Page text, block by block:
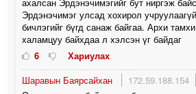
Эрдэнэчимэг улсад хохирол
бичлэгийг бүгд санаж байгаа. Архи
халамцуу байхдаа л хэлсэн үг байдаг
6
Хариулах
Шаравын Баярсайхан
172.59.188.154